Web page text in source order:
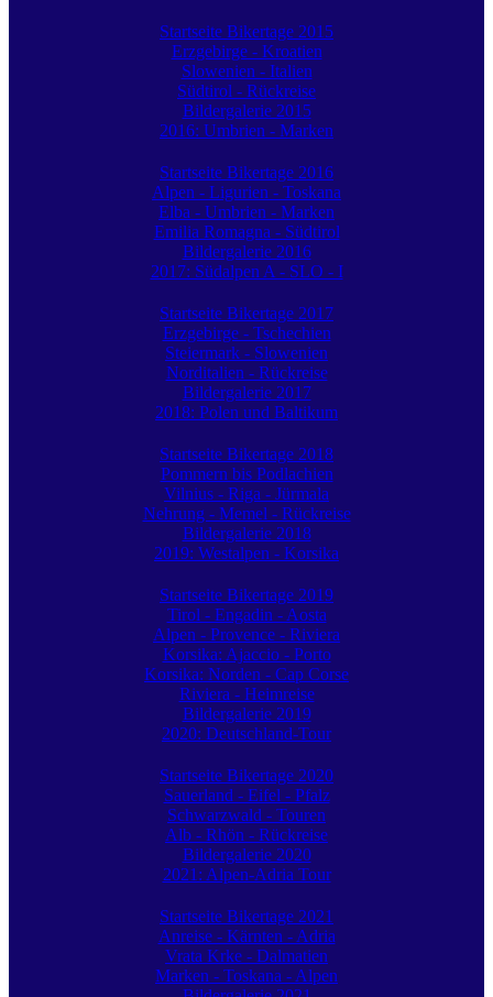
Startseite Bikertage 2015
Erzgebirge - Kroatien
Slowenien - Italien
Südtirol - Rückreise
Bildergalerie 2015
2016: Umbrien - Marken
Startseite Bikertage 2016
Alpen - Ligurien - Toskana
Elba - Umbrien - Marken
Emilia Romagna - Südtirol
Bildergalerie 2016
2017: Südalpen A - SLO - I
Startseite Bikertage 2017
Erzgebirge - Tschechien
Steiermark - Slowenien
Norditalien - Rückreise
Bildergalerie 2017
2018: Polen und Baltikum
Startseite Bikertage 2018
Pommern bis Podlachien
Vilnius - Riga - Jürmala
Nehrung - Memel - Rückreise
Bildergalerie 2018
2019: Westalpen - Korsika
Startseite Bikertage 2019
Tirol - Engadin - Aosta
Alpen - Provence - Riviera
Korsika: Ajaccio - Porto
Korsika: Norden - Cap Corse
Riviera - Heimreise
Bildergalerie 2019
2020: Deutschland-Tour
Startseite Bikertage 2020
Sauerland - Eifel - Pfalz
Schwarzwald - Touren
Alb - Rhön - Rückreise
Bildergalerie 2020
2021: Alpen-Adria Tour
Startseite Bikertage 2021
Anreise - Kärnten - Adria
Vrata Krke - Dalmatien
Marken - Toskana - Alpen